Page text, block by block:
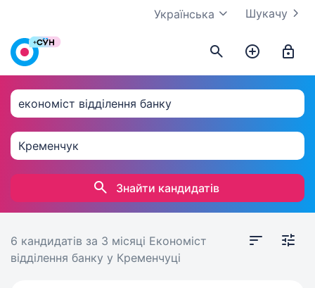
Шукачу
Українська
Знайти кандидатів
6 кандидатів за 3 місяці Економіст
відділення банку у Кременчуці